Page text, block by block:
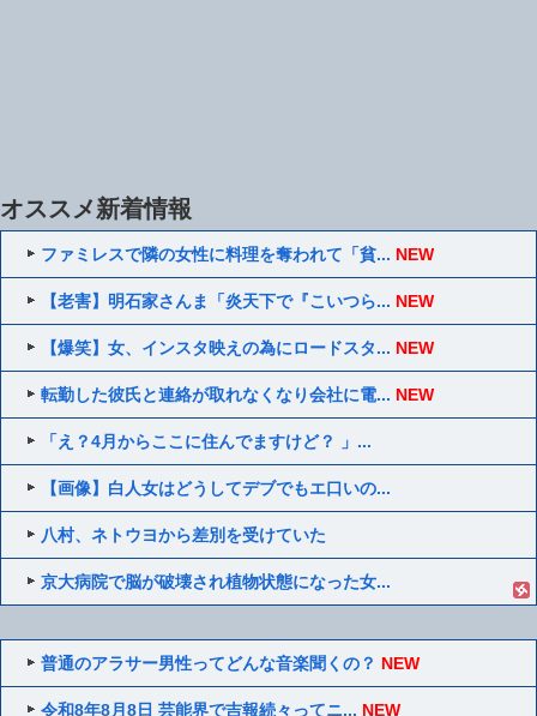
オススメ新着情報
ファミレスで隣の女性に料理を奪われて「貧... NEW
【老害】明石家さんま「炎天下で『こいつら... NEW
【爆笑】女、インスタ映えの為にロードスタ... NEW
転勤した彼氏と連絡が取れなくなり会社に電... NEW
「え？4月からここに住んでますけど？ 」...
【画像】白人女はどうしてデブでもエ口いの...
八村、ネトウヨから差別を受けていた
京大病院で脳が破壊され植物状態になった女...
普通のアラサー男性ってどんな音楽聞くの？ NEW
令和8年8月8日 芸能界で吉報続々ってニ... NEW